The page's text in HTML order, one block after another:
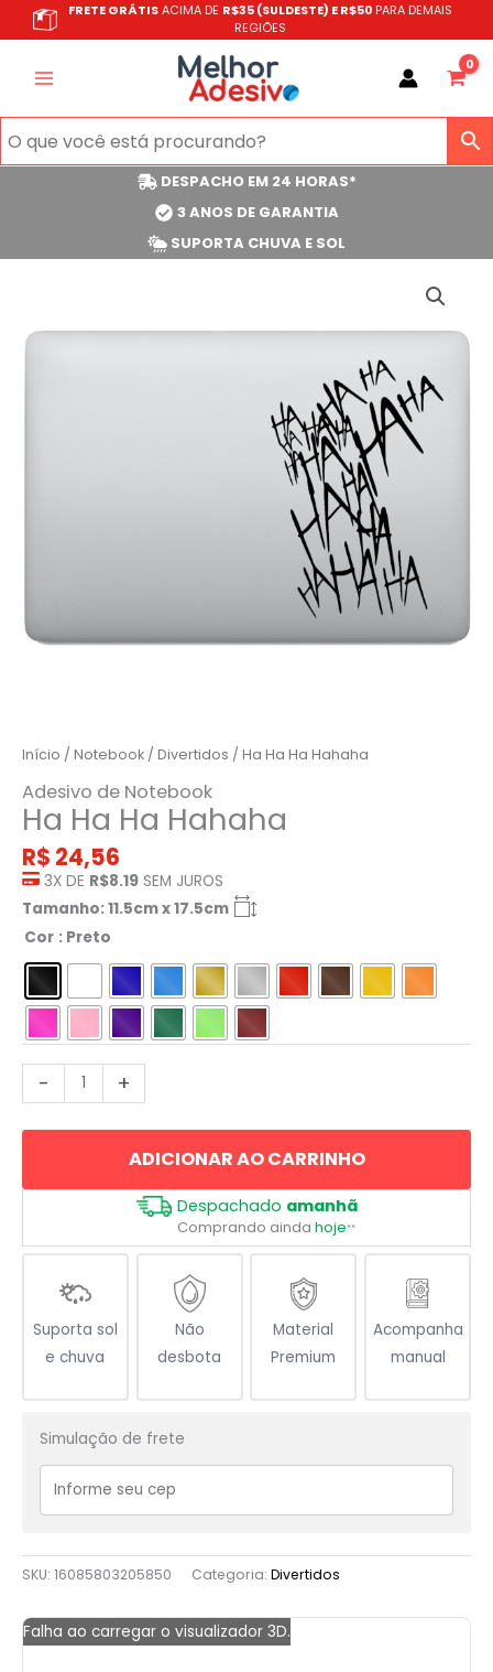
para
FRETE GRÁTISACIMA DE R$35 (SULDESTE) E R$50 PARA DEMAIS
REGIÕES
DESPACHO EM 24 HORAS*
3 ANOS DE GARANTIA
SUPORTA CHUVA E SOL
Início / Notebook / Divertidos / Ha Ha Ha Hahaha
Adesivo de Notebook
Ha Ha Ha Hahaha
R$ 24,56
3X DE R$8.19 SEM JUROS
Tamanho: 11.5cm x 17.5cm
Cor : Preto
-
Ha
Ha
quantidade
+
ADICIONAR AO CARRINHO
Despachado amanhã
Comprando ainda hoje**
Suporta sol
e chuva
Não
desbota
Material
Premium
Acompanha
manual
Simulação de frete
SKU: 16085803205850 Categoria: Divertidos
Falha ao carregar o visualizador 3D.